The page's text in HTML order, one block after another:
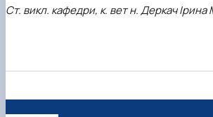
Ст. викл. кафедри, к. вет н. Деркач Ірина